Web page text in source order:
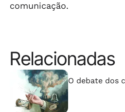
comunicação.
Relacionadas
O debate dos